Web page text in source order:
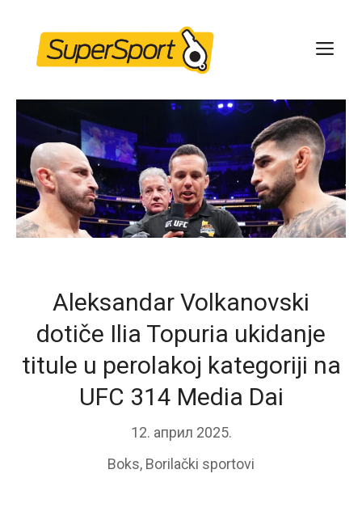
content
Aleksandar Volkanovski
dotiče Ilia Topuria ukidanje
titule u perolakoj kategoriji na
UFC 314 Media Dai
12. април 2025.
Boks, Borilački sportovi